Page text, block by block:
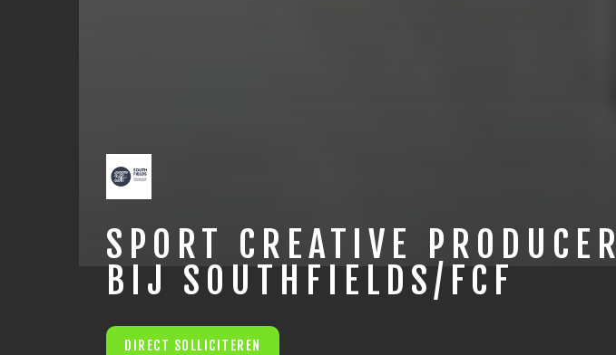
SPORT CREATIVE PRODUCER
BIJ SOUTHFIELDS/FCF
DIRECT SOLLICITEREN